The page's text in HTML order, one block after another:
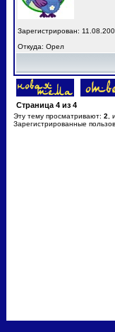
Зарегистрирован:
Откуда: Орел
Страница 4 из 4
Эту тему просматривают: 2 ,
Зарегистрированные